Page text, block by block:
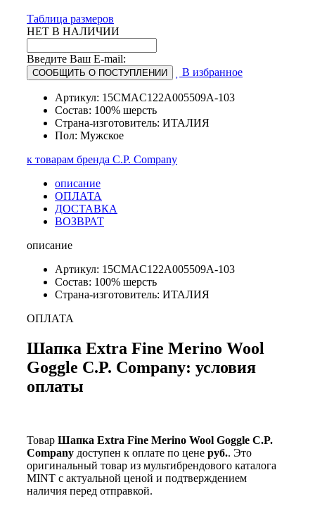
Таблица размеров
НЕТ В НАЛИЧИИ
Введите Ваш E-mail:
СООБЩИТЬ О ПОСТУПЛЕНИИ В избранное
Артикул: 15CMAC122A005509A-103
Состав: 100% шерсть
Страна-изготовитель: ИТАЛИЯ
Пол: Мужское
к товарам бренда C.P. Company
описание
ОПЛАТА
ДОСТАВКА
ВОЗВРАТ
описание
Артикул: 15CMAC122A005509A-103
Состав: 100% шерсть
Страна-изготовитель: ИТАЛИЯ
ОПЛАТА
Шапка Extra Fine Merino Wool
Goggle C.P. Company: условия
оплаты
Товар Шапка Extra Fine Merino Wool Goggle C.P.
Company доступен к оплате по цене руб.. Это
оригинальный товар из мультибрендового каталога
MINT с актуальной ценой и подтверждением
наличия перед отправкой.